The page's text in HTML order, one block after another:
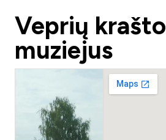
Veprių krašto
muziejus